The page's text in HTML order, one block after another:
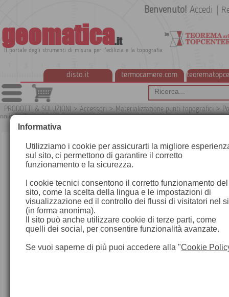
geomatica.it
Il portale degli strumenti di misura per l'edilizia e la topografia
disto.it termocamere.com
Benvenuto! Accedi
PRODOTTI & SOLUZIONI > Accessori > Materializzazione punti topografici >
poligonale
Informativa
Utilizziamo i cookie per assicurarti la migliore
sul sito, ci permettono di garantire il corretto
funzionamento e la sicurezza.
I cookie tecnici consentono il corretto funzionamento del
sito, come la scelta della lingua e le impostazioni di
visualizzazione ed il controllo dei flussi di visitatori nel
(in forma anonima).
Il sito può anche utilizzare cookie di terze parti, come
quelli dei social, per consentire funzionalità avanzate.
Se vuoi saperne di più puoi accedere alla "Cookie